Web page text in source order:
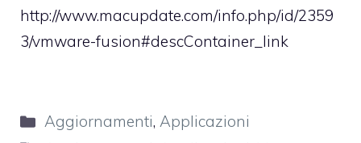
http://www.macupdate.com/info.php/id/2359
3/vmware-fusion#descContainer_link
Categorie
Aggiornamenti,Applicazioni